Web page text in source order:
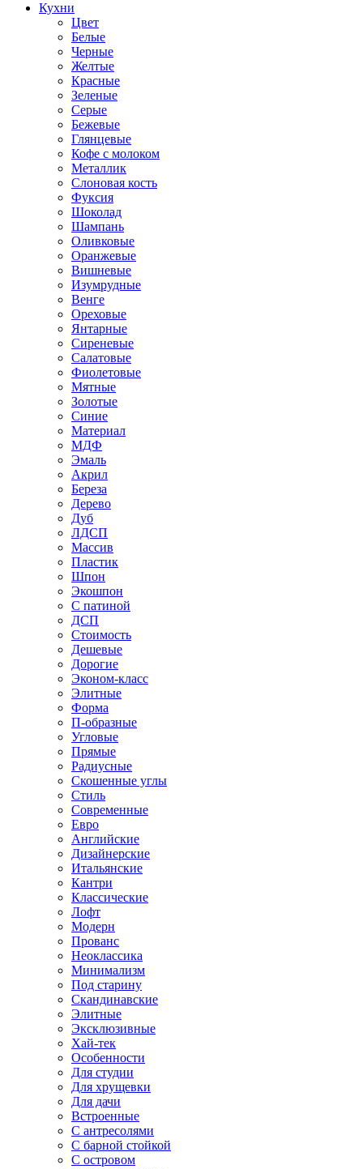
Кухни
Цвет
Белые
Черные
Желтые
Красные
Зеленые
Серые
Бежевые
Глянцевые
Кофе с молоком
Металлик
Слоновая кость
Фуксия
Шоколад
Шампань
Оливковые
Оранжевые
Вишневые
Изумрудные
Венге
Ореховые
Янтарные
Сиреневые
Салатовые
Фиолетовые
Мятные
Золотые
Синие
Материал
МДФ
Эмаль
Акрил
Береза
Дерево
Дуб
ЛДСП
Массив
Пластик
Шпон
Экошпон
С патиной
ДСП
Стоимость
Дешевые
Дорогие
Эконом-класс
Элитные
Форма
П-образные
Угловые
Прямые
Радиусные
Скошенные углы
Стиль
Современные
Евро
Английские
Дизайнерские
Итальянские
Кантри
Классические
Лофт
Модерн
Прованс
Неоклассика
Минимализм
Под старину
Скандинавские
Элитные
Эксклюзивные
Хай-тек
Особенности
Для студии
Для хрущевки
Для дачи
Встроенные
С антресолями
С барной стойкой
С островом